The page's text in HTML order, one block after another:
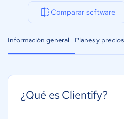
Comparar software
Información general Planes y precios
¿Qué es Clientify?